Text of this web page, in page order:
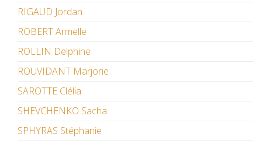
RIGAUD Jordan
ROBERT Armelle
ROLLIN Delphine
ROUVIDANT Marjorie
SAROTTE Clélia
SHEVCHENKO Sacha
SPHYRAS Stéphanie